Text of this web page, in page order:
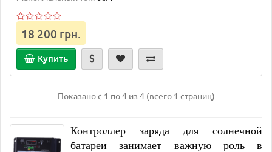
18 200 грн.
Купить
Показано с 1 по 4 из 4 (всего 1 страниц)
Контроллер заряда для солнечной
батареи занимает важную роль в